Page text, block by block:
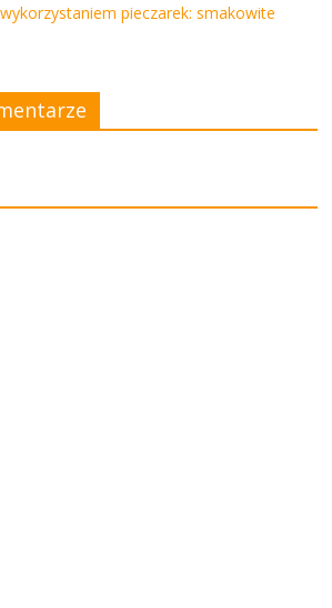
pieczarek: smakowite